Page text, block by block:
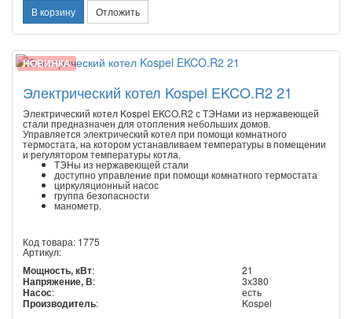
В корзину Отложить
НОВИНКА
Электрический котел Kospel EKCO.R2 21
Электрический котел Kospel EKCO.R2 с ТЭНами из нержавеющей
стали предназначен для отопления небольших домов.
Управляется электрический котел при помощи комнатного
термостата, на котором устанавливаем температуры в помещении
и регулятором температуры котла.
ТЭНы из нержавеющей стали
доступно управление при помощи комнатного термостата
циркуляционный насос
группа безопасности
манометр.
Код товара: 1775
Артикул:
Мощность, кВт: 21
Напряжение, В: 3х380
Насос: есть
Производитель: Kospel